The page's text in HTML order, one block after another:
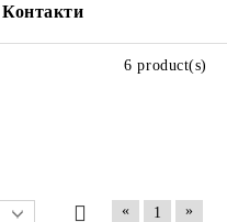
Контакти
6 product(s)
« 1 »